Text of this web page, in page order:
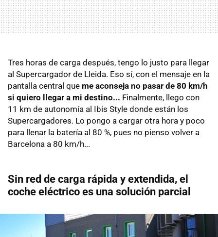
Tres horas de carga después, tengo lo justo para llegar
al Supercargador de Lleida. Eso sí, con el mensaje en la
pantalla central que me aconseja no pasar de 80 km/h
si quiero llegar a mi destino... Finalmente, llego con
11 km de autonomía al Ibis Style donde están los
Supercargadores. Lo pongo a cargar otra hora y poco
para llenar la batería al 80 %, pues no pienso volver a
Barcelona a 80 km/h...
Sin red de carga rápida y extendida, el
coche eléctrico es una solución parcial